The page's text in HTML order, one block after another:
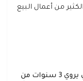
من أعمال البيع
شهادة مؤثرة: جندي يروي 3 سنوات من